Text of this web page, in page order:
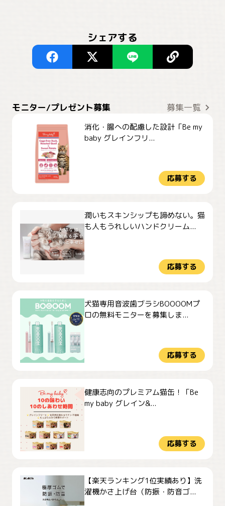
シェアする
モニター/プレゼント募集 募集一覧
消化・腸への配慮した設計「Be my
baby グレインフリ...
応募する
潤いもスキンシップも諦めない。猫
も人もうれしいハンドクリーム...
応募する
犬猫専用音波歯ブラシBOOOOMプ
ロの無料モニターを募集しま...
応募する
健康志向のプレミアム猫缶！「Be
my baby グレイン&...
応募する
【楽天ランキング1位実績あり】洗
濯機かさ上げ台（防振・防音ゴ...